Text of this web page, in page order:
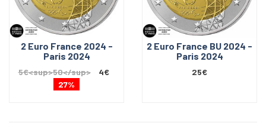
2 Euro France 2024 -
Paris 2024
5€<sup>50</sup>
4€
27%
2 Euro France BU 2024 -
Paris 2024
25€